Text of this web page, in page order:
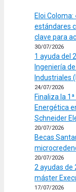
Eloi
estándares
clave para
30/07/2026
1 ayuda del
Ingeniería
Industriales
24/07/2026
Finaliza la
Energética
Schneider
20/07/2026
Becas
20/07/2026
2 ayudas de
máster
17/07/2026